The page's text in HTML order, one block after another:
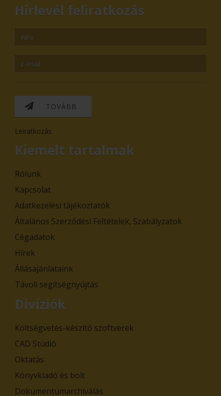
Hírlevél feliratkozás
TOVÁBB
Leiratkozás
Kiemelt tartalmak
Rólunk
Kapcsolat
Adatkezelési tájékoztatók
Általános Szerződési Feltételek, Szabályzatok
Cégadatok
Hírek
Állásajánlataink
Távoli segítségnyújtás
Divíziók
Költségvetés-készítő szoftverek
CAD Stúdió
Oktatás
Könyvkiadó és bolt
Dokumentumarchiválás